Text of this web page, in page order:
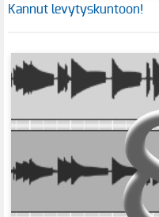
Kannut levytyskuntoon!